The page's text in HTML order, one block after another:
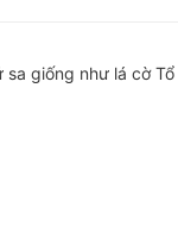
giống như lá cờ Tổ